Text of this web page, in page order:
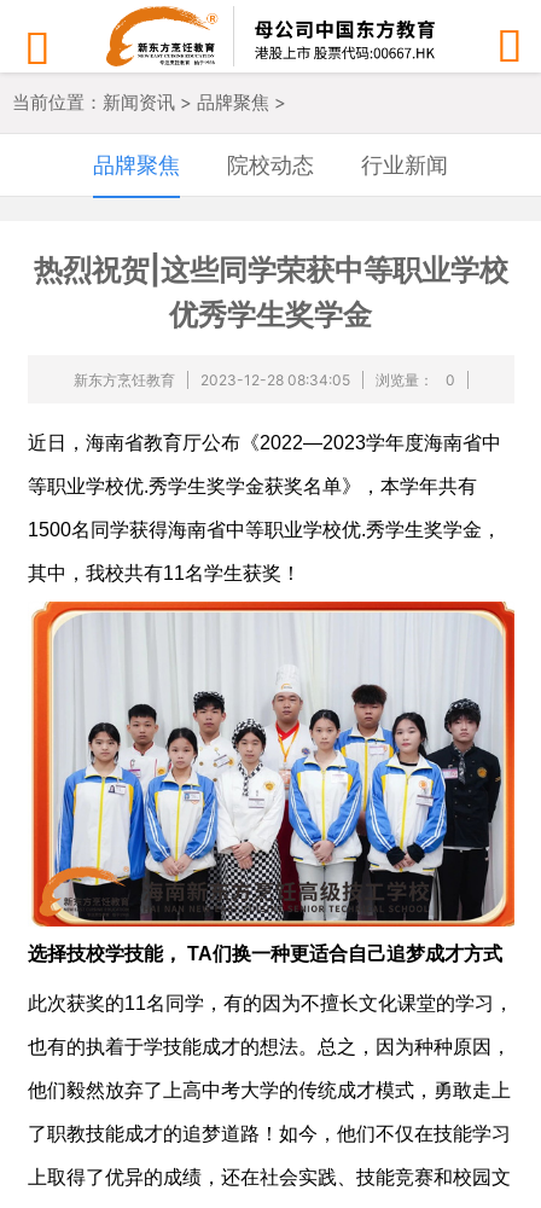
 
当前位置： 新闻资讯 > 品牌聚焦 >
品牌聚焦 院校动态 行业新闻
热烈祝贺|这些同学荣获中等职业学校
优秀学生奖学金
新东方烹饪教育 2023-12-28 08:34:05 浏览量： 0
近日，海南省教育厅公布《2022—2023学年度海南省中
等职业学校优.秀学生奖学金获奖名单》，本学年共有
1500名同学获得海南省中等职业学校优.秀学生奖学金，
其中，我校共有11名学生获奖！
选择技校学技能， TA们换一种更适合自己追梦成才方式
此次获奖的11名同学，有的因为不擅长文化课堂的学习，
也有的执着于学技能成才的想法。总之，因为种种原因，
他们毅然放弃了上高中考大学的传统成才模式，勇敢走上
了职教技能成才的追梦道路！如今，他们不仅在技能学习
上取得了优异的成绩，还在社会实践、技能竞赛和校园文